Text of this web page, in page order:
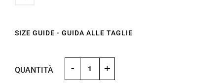
SIZE GUIDE - GUIDA ALLE TAGLIE
QUANTITÀ - +